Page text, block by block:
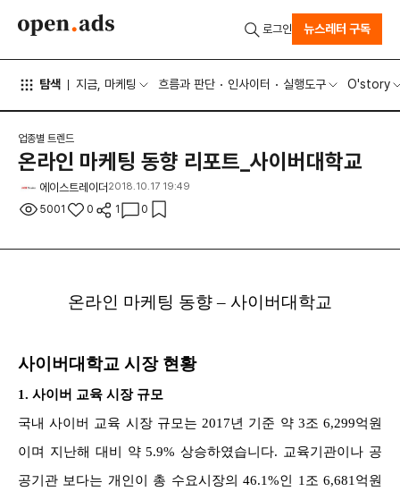
탐색 지금, 마케팅 흐름과 판단 인사이터 실행도구 O'story
로그인 뉴스레터 구독
업종별 트렌드
온라인 마케팅 동향 리포트_사이버대학교
에이스트레이더 2018.10.17 19:49
5001 0 1 0
온라인 마케팅 동향 – 사이버대학교
사이버대학교 시장 현황
1. 사이버 교육 시장 규모
국내 사이버 교육 시장 규모는 2017년 기준 약 3조 6,299억원
이며 지난해 대비 약 5.9% 상승하였습니다. 교육기관이나 공
공기관 보다는 개인이 총 수요시장의 46.1%인 1조 6,681억원